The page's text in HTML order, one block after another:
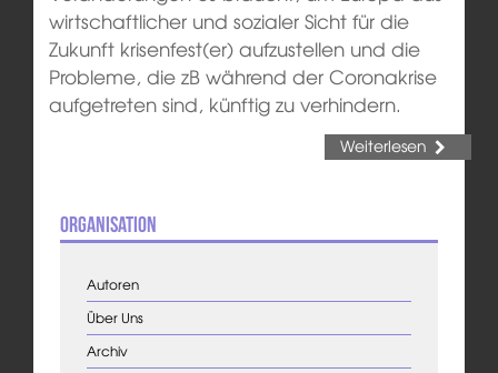
wirtschaftlicher und sozialer Sicht für die
Zukunft krisenfest(er) aufzustellen und die
Probleme, die zB während der Coronakrise
aufgetreten sind, künftig zu verhindern.
Weiterlesen
Organisation
Autoren
Über Uns
Archiv